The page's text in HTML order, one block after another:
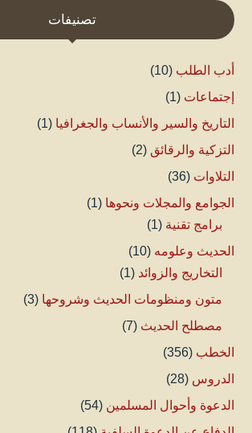
تصنيفات
أدب الطلب (10)
إجتماعات (1)
التاريخ والسير والأنساب والجغرافيا (1)
التزكية والرقائق (2)
التلاوات (36)
الجوامع والمجلات ونحوها (1)
برامج تقنية (1)
الحديث وعلومه (10)
التخاريج والزوائد (1)
متون ومنظومات الحديث وشروحها (3)
مصطلح الحديث (7)
الخطب (356)
الدروس (28)
الدعوة وأحوال المسلمين (54)